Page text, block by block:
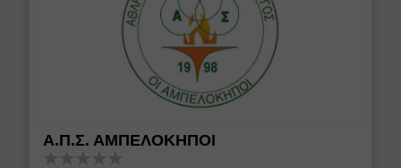
Ακύρωση Φίλτρων
Α.Π.Σ. ΑΜΠΕΛΟΚΗΠΟΙ